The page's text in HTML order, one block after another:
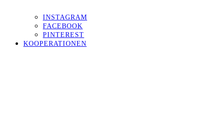
INSTAGRAM
FACEBOOK
PINTEREST
KOOPERATIONEN